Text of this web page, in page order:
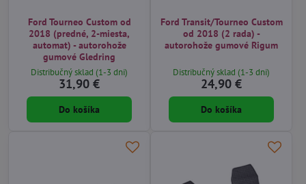
Ford Tourneo Custom od
2018 (predné, 2-miesta,
automat) - autorohože
gumové Gledring
Distribučný sklad (1-3 dni)
31,90 €
Do košíka
Ford Transit/Tourneo Custom
od 2018 (2 rada) -
autorohože gumové Rigum
Distribučný sklad (1-3 dni)
24,90 €
Do košíka